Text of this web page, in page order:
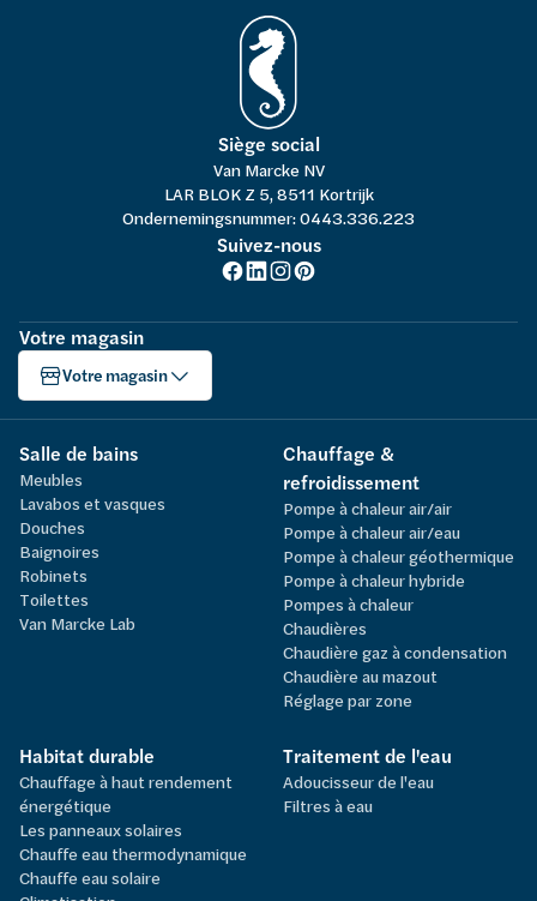
Siège social
Van Marcke NV
LAR BLOK Z 5, 8511 Kortrijk
Ondernemingsnummer: 0443.336.223
Suivez-nous
Votre magasin
Votre magasin
Salle de bains
Meubles
Lavabos et vasques
Douches
Baignoires
Robinets
Toilettes
Van Marcke Lab
Chauffage &
refroidissement
Pompe à chaleur air/air
Pompe à chaleur air/eau
Pompe à chaleur géothermique
Pompe à chaleur hybride
Pompes à chaleur
Chaudières
Chaudière gaz à condensation
Chaudière au mazout
Réglage par zone
Habitat durable
Chauffage à haut rendement
énergétique
Les panneaux solaires
Chauffe eau thermodynamique
Chauffe eau solaire
Traitement de l'eau
Adoucisseur de l'eau
Filtres à eau